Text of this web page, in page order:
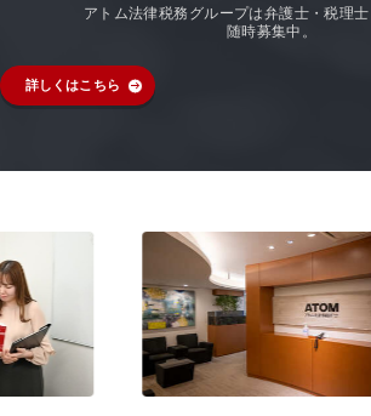
アトム法律税務グループは弁護士・税理
随時募集中。
詳しくはこちら